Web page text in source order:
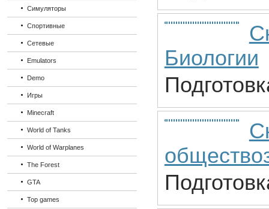
Симуляторы
Спортивные
Сетевые
Emulators
Demo
Игры
Minecraft
World of Tanks
World of Warplanes
The Forest
GTA
Top games
Биологии